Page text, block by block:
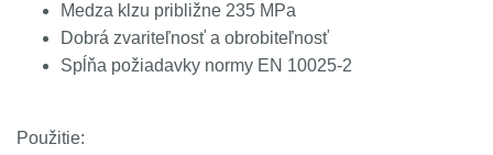
Medza klzu približne 235 MPa
Dobrá zvariteľnosť a obrobiteľnosť
Spĺňa požiadavky normy EN 10025-2
Použitie: